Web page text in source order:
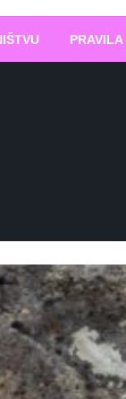
PRAVILA